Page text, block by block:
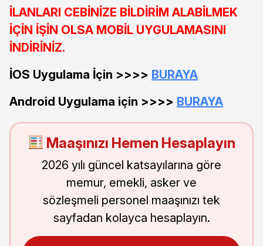
İLANLARI CEBİNİZE BİLDİRİM ALABİLMEK
İÇİN İŞİN OLSA MOBİL UYGULAMASINI
İNDİRİNİZ.
İOS Uygulama İçin >>>> BURAYA
Android Uygulama için >>>> BURAYA
Maaşınızı Hemen Hesaplayın
2026 yılı güncel katsayılarına göre
memur, emekli, asker ve
sözleşmeli personel maaşınızı tek
sayfadan kolayca hesaplayın.